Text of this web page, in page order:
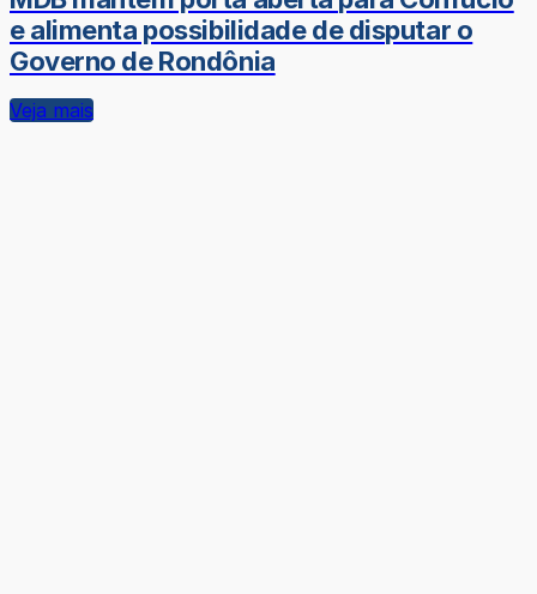
e alimenta possibilidade de disputar o
Governo de Rondônia
Veja mais